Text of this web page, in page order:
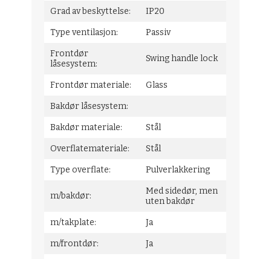
Grad av beskyttelse: IP20
Type ventilasjon: Passiv
Frontdør
låsesystem:
Swing handle lock
Frontdør materiale: Glass
Bakdør låsesystem:
Bakdør materiale: Stål
Overflatemateriale: Stål
Type overflate: Pulverlakkering
m/bakdør:
Med sidedør, men
uten bakdør
m/takplate: Ja
m/frontdør: Ja